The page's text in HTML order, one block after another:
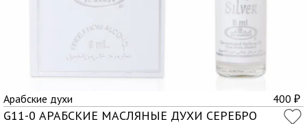
Арабские духи 400 ₽
G11-0 АРАБСКИЕ МАСЛЯНЫЕ ДУХИ СЕРЕБРО